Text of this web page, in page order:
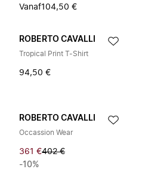
Vanaf104,50 €
ROBERTO CAVALLI
Tropical Print T-Shirt
94,50 €
ROBERTO CAVALLI
Occassion Wear
361 €402 €
-10%